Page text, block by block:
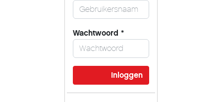
Wachtwoord *